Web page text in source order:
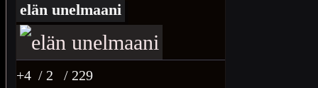
elän unelmaani
+4 / 2 / 229